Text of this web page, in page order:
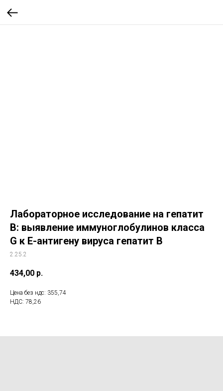
Лабораторное исследование на гепатит
B: выявление иммуноглобулинов класса
G к Е-антигену вируса гепатит B
2.25.2
434,00 р.
Цена без ндс: 355,74
НДС: 78,26